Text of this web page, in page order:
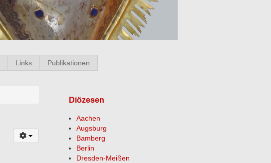
Links Publikationen
Diözesen
Aachen
Augsburg
Bamberg
Berlin
Dresden-Meißen